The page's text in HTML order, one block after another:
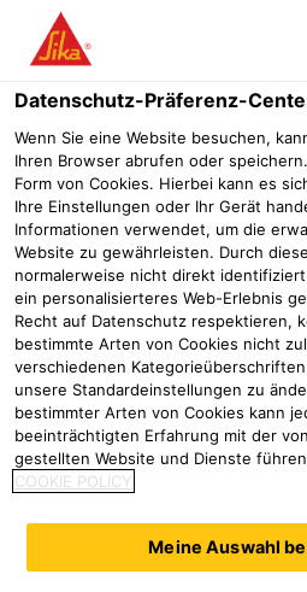
Menü
Boden- und Wandbeschichtungen
Something went wrong
try refreshing
Datenschutz-Präferenz-
Wenn Sie eine Website besuchen,
Ihren Browser abrufen oder
Form von Cookies. Hierbei kann es
Ihre Einstellungen oder Ihr Gerät
Informationen verwendet, um die
Website zu gewährleisten. Durch
normalerweise nicht direkt
ein personalisierteres Web-Erlebnis
Recht auf Datenschutz respektieren,
bestimmte Arten von Cookies nicht
verschiedenen
unsere Standardeinstellungen zu
bestimmter Arten von Cookies kann
beeinträchtigten Erfahrung mit der
gestellten Website und Dienste
COOKIE POLICY
Meine Auswahl